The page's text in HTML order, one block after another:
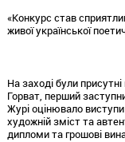
«Конкурс став
живої української
На заході були
Горват, перший
Журі оцінювало
художній зміст та
дипломи та грошові